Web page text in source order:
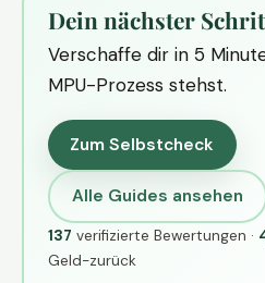
Dein nächster
Verschaffe dir in 5
MPU-Prozess stehst.
Zum Selbstcheck
Alle Guides ansehen
137 verifizierte Bewertungen ·
Geld-zurück